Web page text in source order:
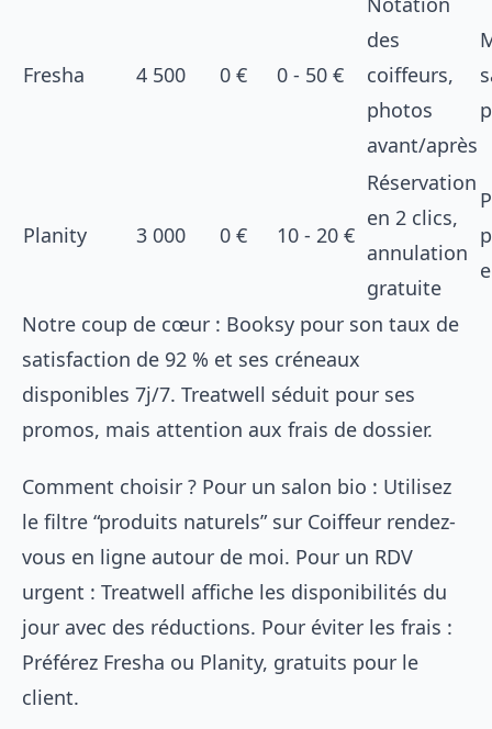
Fresha 4 500 0 € 0 - 50 €
des
coiffeurs,
photos
avant/après
Planity 3 000 0 € 10 - 20 €
Réservation
en 2 clics,
annulation
gratuite
Notre coup de cœur : Booksy pour son taux de
satisfaction de 92 % et ses créneaux
disponibles 7j/7. Treatwell séduit pour ses
promos, mais attention aux frais de dossier.
Comment choisir ? Pour un salon bio : Utilisez
le filtre “produits naturels” sur Coiffeur rendez-
vous en ligne autour de moi. Pour un RDV
urgent : Treatwell affiche les disponibilités du
jour avec des réductions. Pour éviter les frais :
Préférez Fresha ou Planity, gratuits pour le
client.